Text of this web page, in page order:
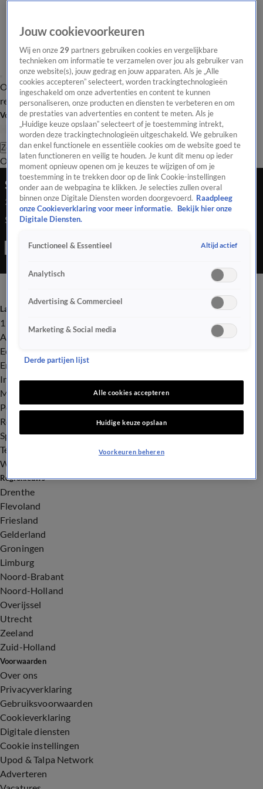
Overzicht Laatste nieuws Regionieuws Het beste van Hart
Tip de
redactie
Volg Hart van Nederland
Zoeken
OverzichtRegioUitzendingenWeerTip de redactiePanelVideo's
Slagharen opent de poorten weer
27 juli 2020, 04:03
Slagharen opent de poorten weer
Laatste nieuws
112
Advies & Tips
Economie
Entertainment
Infrastructuur
Milieu en Gezondheid
Politiek
Royalty
Sport
Tech
Weer
Regionieuws
Drenthe
Flevoland
Friesland
Gelderland
Groningen
Limburg
Noord-Brabant
Noord-Holland
Overijssel
Utrecht
Zeeland
Zuid-Holland
Voorwaarden
Over ons
Privacyverklaring
Gebruiksvoorwaarden
Cookieverklaring
Digitale diensten
Cookie instellingen
Upod & Talpa Network
Adverteren
Jouw cookievoorkeuren
Wij en onze29 partners gebruiken cookies en vergelijkbare
technieken om informatie te verzamelen over jou als gebruiker van
onze website(s), jouw gedrag en jouw apparaten. Als je „Alle
cookies accepteren” selecteert, worden trackingtechnologieën
ingeschakeld om onze advertenties en content te kunnen
personaliseren, onze producten en diensten te verbeteren en om
de prestaties van advertenties en content te meten. Als je
„Huidige keuze opslaan” selecteert of je toestemming intrekt,
worden deze trackingtechnologieën uitgeschakeld. We gebruiken
dan enkel functionele en essentiële cookies om de website goed te
laten functioneren en veilig te houden. Je kunt dit menu op ieder
moment opnieuw openen om je keuzes te wijzigen of om je
toestemming in te trekken door op de link Cookie-instellingen
onder aan de webpagina te klikken. Je selecties zullen overal
binnen onze Digitale Diensten worden doorgevoerd. Raadpleeg
onze Cookieverklaring voor meer informatie.
Bekijk hier onze
Digitale Diensten.
Functioneel & Essentieel Altijd actief
Analytisch
Advertising & Commercieel
Marketing & Social media
Derde partijen lijst
Alle cookies accepteren
Huidige keuze opslaan
Voorkeuren beheren